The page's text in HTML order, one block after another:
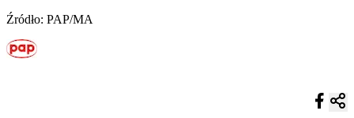
Źródło: PAP/MA